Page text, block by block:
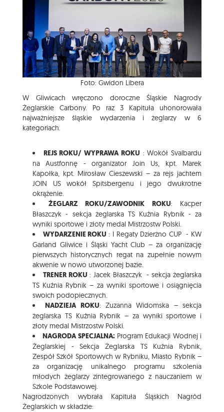
Foto: Gwidon Libera
W Gliwicach wręczono doroczne Śląskie Nagrody
Żeglarskie Carbony. Po raz 3 Kapituła uhonorowała
najważniejsze śląskie wydarzenia i żeglarzy w 6
kategoriach.
REJS ROKU/ WYPRAWA ROKU : Wokół Svalbardu
na Austfonnę - organizator Join Us, kpt. Marek
Kapołka, kpt. Mirosław Cieszewski – za rejs jachtem
JOIN US wokół Spitsbergenu i jego dwukrotne
okrążenie.
ŻEGLARZ ROKU/ZAWODNIK ROKU: Kacper
Błaszczyk - sekcja żeglarska TS Kuźnia Rybnik - za
wyniki sportowe i złoty medal Mistrzostw Polski.
WYDARZENIE ROKU: I Regaty Dzierżno CUP - KW
Garland Gliwice i Śląski Yacht Club – za organizację
pierwszych historycznych regat na zupełnie nowym
akwenie w nowo utworzonej bazie.
TRENER ROKU : Jacek Błaszczyk - sekcja żeglarska
TS Kuźnia Rybnik – za wyniki sportowe i osiągnięcia
swoich podopiecznych.
NADZIEJA ROKU: Zuzanna Widomska – sekcja
żeglarska TS Kuźnia Rybnik – za wyniki sportowe i
złoty medal Mistrzostw Polski.
NAGRODA SPECJALNA:Program Edukacji Wodnej i
Żeglarskiej - Sekcja Żeglarska TS Kuźnia Rybnik,
Zespół Szkół Sportowych w Rybniku, Miasto Rybnik –
za organizację unikalnego programu szkolenia
młodych żeglarzy zintegrowanego z nauczaniem w
Szkole Podstawowej.
Nagrodzonych wybrała Kapituła Śląskich Nagród
Żeglarskich w składzie: